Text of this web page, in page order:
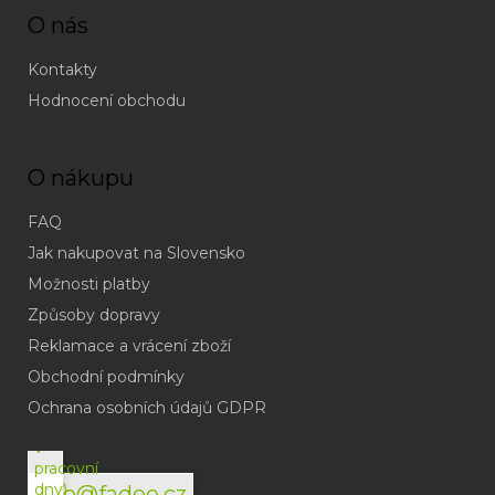
O nás
Kontakty
Hodnocení obchodu
O nákupu
FAQ
Jak nakupovat na Slovensko
Možnosti platby
Způsoby dopravy
Reklamace a vrácení zboží
Obchodní podmínky
Ochrana osobních údajů GDPR
(odpověď
do
v
pracovní
dny)